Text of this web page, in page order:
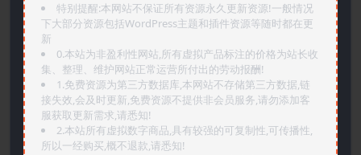
特别提醒:本网站不保证所有资源永久更新资源!一般情况
下大部分资源包括WordPress主题和插件资源等随时都在更
新
0.本站为非盈利性网站,所有虚拟产品标注的价格为站长收
集、整理、维护网站正常运营所付出的劳动报酬!
1.免费资源为第三方数据库,本网站不存储第三方数据,链
接失效,会及时更新,免费资源不提供非会员服务,请勿添加客
服获取更新需求,请悉知!
2.本站所有虚拟数字商品,具有较强的可复制性,可传播性,
所以一经购买,概不退款,请悉知!